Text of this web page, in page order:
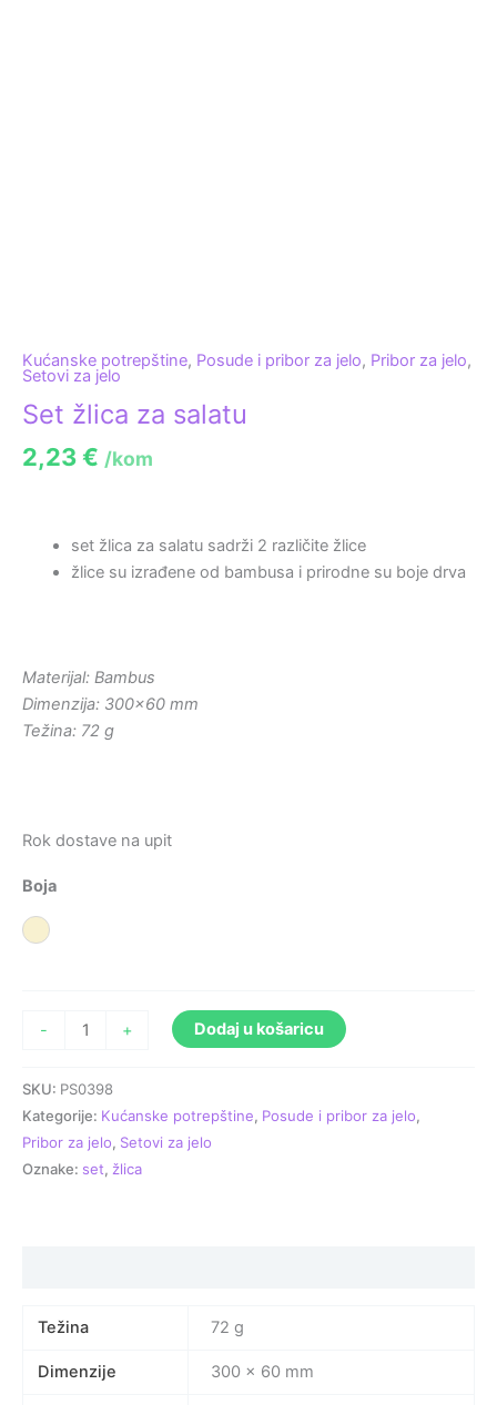
Kućanske potrepštine, Posude i pribor za jelo, Pribor za jelo,
Setovi za jelo
Set žlica za salatu
2,23€ /kom
set žlica za salatu sadrži 2 različite žlice
žlice su izrađene od bambusa i prirodne su boje drva
Materijal: Bambus
Dimenzija: 300×60 mm
Težina: 72 g
Rok dostave na upit
Boja
Prirodna
- + Dodaj u košaricu
SKU: PS0398
Kategorije: Kućanske potrepštine, Posude i pribor za jelo,
Pribor za jelo, Setovi za jelo
Oznake: set, žlica
Težina 72 g
Dimenzije 300 × 60 mm